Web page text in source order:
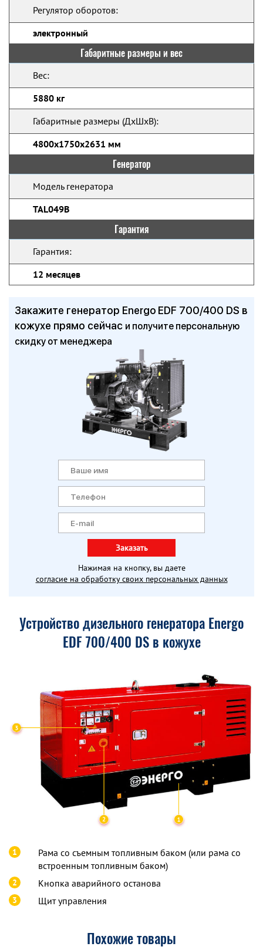
Регулятор оборотов:
электронный
Габаритные размеры и вес
Вес:
5880 кг
Габаритные размеры (ДхШхВ):
4800x1750x2631 мм
Генератор
Модель генератора
TAL049B
Гарантия
Гарантия:
12 месяцев
Закажите генератор Energo EDF 700/400 DS в
кожухе прямо сейчас и получите персональную
скидку от менеджера
Заказать
Нажимая на кнопку, вы даете
согласие на обработку своих персональных данных
Устройство дизельного генератора Energo
EDF 700/400 DS в кожухе
1
Рама со съемным топливным баком (или рама со
встроенным топливным баком)
2 Кнопка аварийного останова
3 Щит управления
Похожие товары